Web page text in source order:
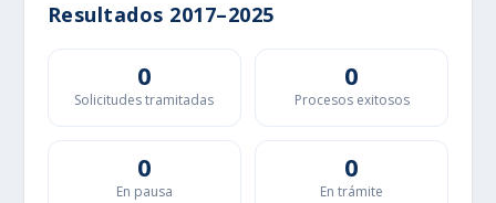
Resultados 2017–2025
0
Solicitudes tramitadas
0
Procesos exitosos
0
En pausa
0
En trámite